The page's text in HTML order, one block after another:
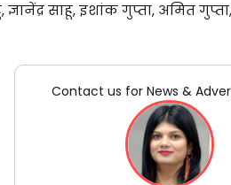
साहू, इशांक गुप्ता, अमित
Contact us for News &